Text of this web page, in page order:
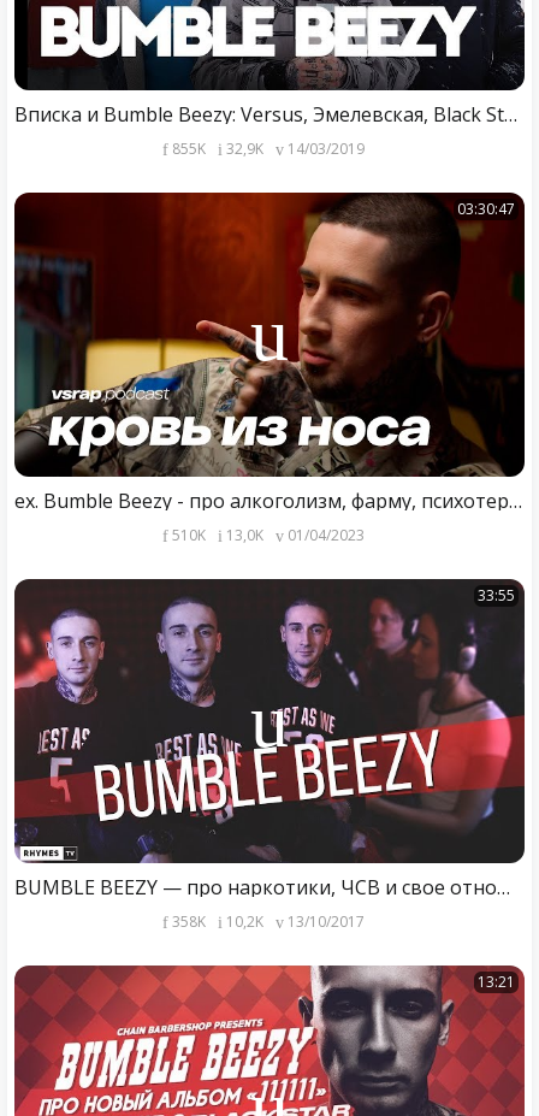
Вписка и Bumble Beezy: Versus, Эмелевская, Black Star, конфликт с Loqiemean
855K 32,9K 14/03/2019
03:30:47
ex. Bumble Beezy - про алкоголизм, фарму, психотерапию и свое новое имя «кровь из носа»
510K 13,0K 01/04/2023
33:55
BUMBLE BEEZY — про наркотики, ЧСВ и свое отношение к музыке / Большое интервью
358K 10,2K 13/10/2017
13:21